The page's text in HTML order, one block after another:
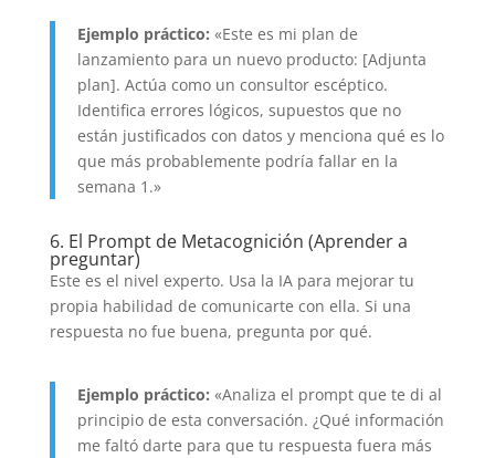
Ejemplo práctico: «Este es mi plan de
lanzamiento para un nuevo producto: [Adjunta
plan]. Actúa como un consultor escéptico.
Identifica errores lógicos, supuestos que no
están justificados con datos y menciona qué es lo
que más probablemente podría fallar en la
semana 1.»
6. El Prompt de Metacognición (Aprender a
preguntar)
Este es el nivel experto. Usa la IA para mejorar tu
propia habilidad de comunicarte con ella. Si una
respuesta no fue buena, pregunta por qué.
Ejemplo práctico: «Analiza el prompt que te di al
principio de esta conversación. ¿Qué información
me faltó darte para que tu respuesta fuera más